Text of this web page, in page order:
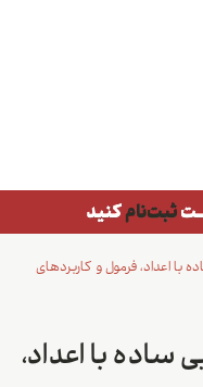
اعداد، فرمول و کاربردهای
با اعداد،